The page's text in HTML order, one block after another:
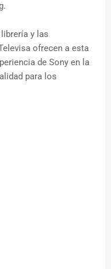
y las
ofrecen a esta
de Sony en la
para los